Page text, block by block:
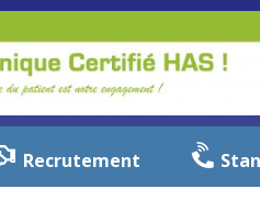
Recrutement